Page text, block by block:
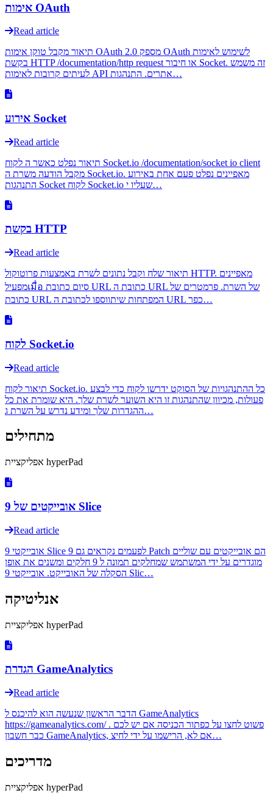
אימות OAuth
Read article
תיאור מקבל טוקן אימות OAuth 2.0 מספק OAuth לשימוש לאימות
בקשת HTTP /documentation/http request או חיבור Socket. זה משמש
לעיתים קרובות לאימות API אתרים. התנהגות…
אירוע Socket
Read article
תיאור נפלט כאשר ה לקוח Socket.io /documentation/socket io client
מקבל הודעה משרת ה Socket.io. מאפיינים נפלט פעם אחת באירוע
התנהגות Socket לקוח Socket.io שעליו י…
בקשת HTTP
Read article
תיאור שלח וקבל נתונים לשרת באמצעות פרוטוקול HTTP. מאפיינים
מפעילเมื่อ סיום כתובת URL כתובת ה URL של השרת. פרמטרים של
כתובת URL המפתחות שיתווספו לכתובת ה URL כפר…
לקוח Socket.io
Read article
תיאור לקוח Socket.io. כל ההתנהגויות של הסוקט ידרשו לקוח כדי לבצע
פעולות, מכיוון שהתנהגות זו היא השוער לשרת שלך. היא שומרת את כל
ההגדרות שלך ומידע נדרש על השרת ג…
מתחילים
אפליקציית hyperPad
אובייקטים של 9 Slice
Read article
אובייקטי 9 Slice לפעמים נקראים גם 9 Patch הם אובייקטים עם שוליים
מוגדרים על ידי המשתמש שמחלקים תמונה ל 9 חלקים ומשנים את אופן
הסקלה של האובייקט. אובייקטי 9 Slic…
אנליטיקה
אפליקציית hyperPad
הגדרת GameAnalytics
Read article
הדבר הראשון שנעשה הוא להיכנס ל GameAnalytics
https://gameanalytics.com/ . פשוט לחצו על כפתור הכניסה אם יש לכם
כבר חשבון GameAnalytics, אם לא, הרישמו על ידי לחיצ…
מדריכים
אפליקציית hyperPad